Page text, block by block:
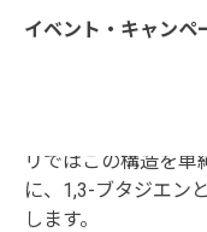
イベント・キャンペ
鎖が二重結合の結
を指します。逆に主
リではこの構造を単
に、1,3-ブタジエン
します。